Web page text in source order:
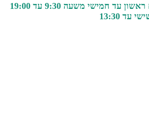
עד חמישי משעה 9:30 עד 19:00